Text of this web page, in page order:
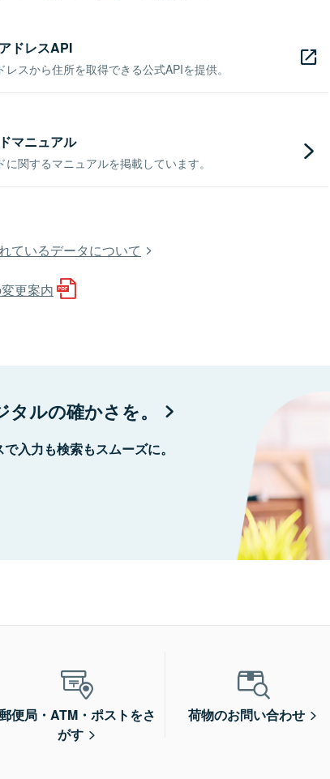
ドレスAPI
スから住所を取得できる公式APIを提供。
マニュアル
関するマニュアルを掲載しています。
ているデータについて
更案内
ルの確かさを。
入力も検索もスムーズに。
便局・ATM・ポストをさ
がす
荷物のお問い合わせ